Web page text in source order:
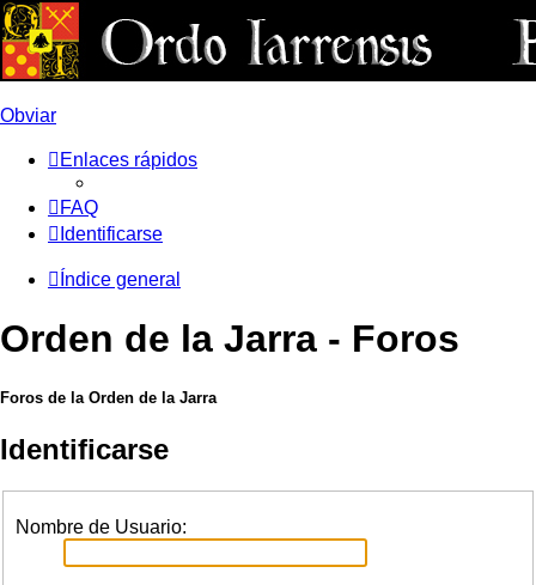
Obviar
Enlaces rápidos
FAQ
Identificarse
Índice general
Orden de la Jarra - Foros
Foros de la Orden de la Jarra
Identificarse
Nombre de Usuario: